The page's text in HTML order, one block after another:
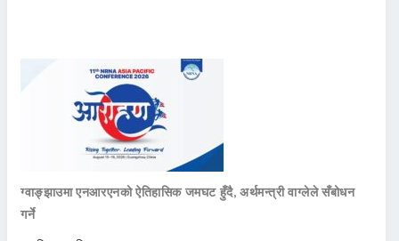
ग्वाङ्झाउमा एनआरएनको ऐतिहासिक जमघट हुँदै, अर्थमन्त्री वाग्लेले सँबोधन
गर्ने